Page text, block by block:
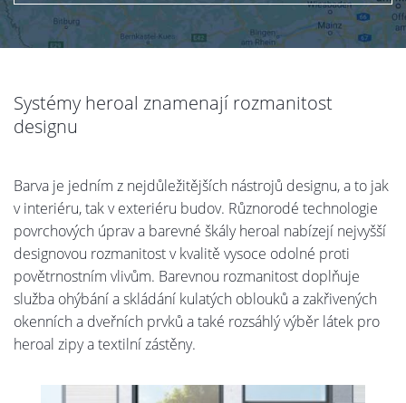
Systémy heroal znamenají rozmanitost
designu
Barva je jedním z nejdůležitějších nástrojů designu, a to jak
v interiéru, tak v exteriéru budov. Různorodé technologie
povrchových úprav a barevné škály heroal nabízejí nejvyšší
designovou rozmanitost v kvalitě vysoce odolné proti
povětrnostním vlivům. Barevnou rozmanitost doplňuje
služba ohýbání a skládání kulatých oblouků a zakřivených
okenních a dveřních prvků a také rozsáhlý výběr látek pro
heroal zipy a textilní zástěny.